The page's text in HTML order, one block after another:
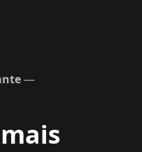
—